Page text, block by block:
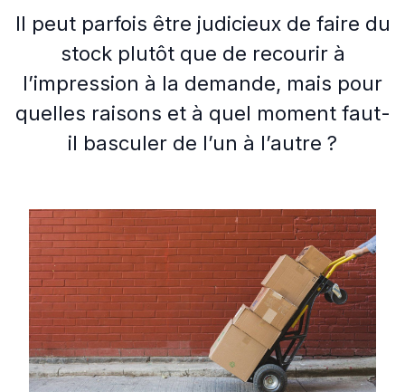
Il peut parfois être judicieux de faire du
stock plutôt que de recourir à
l’impression à la demande, mais pour
quelles raisons et à quel moment faut-
il basculer de l’un à l’autre ?